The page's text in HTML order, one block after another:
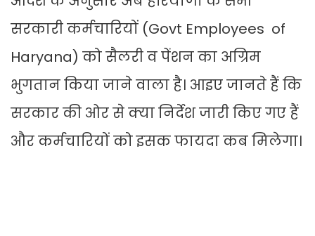
सरकारी कर्मचारियों (Govt Employees of
Haryana) को सैलरी व पेंशन का अग्रिम
भुगतान किया जाने वाला है। आइए जानते हैं कि
सरकार की ओर से क्या निर्देश जारी किए गए हैं
और कर्मचारियों को इसक फायदा कब मिलेगा।